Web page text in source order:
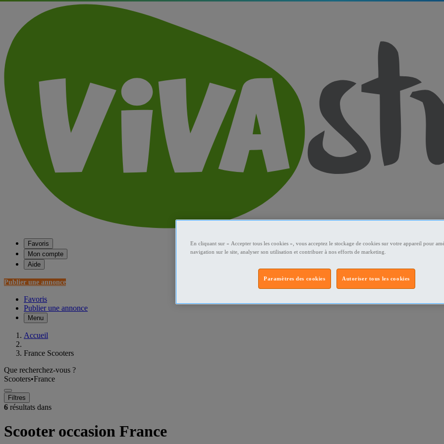
Favoris
Mon compte
Aide
Publier une annonce
Favoris
Publier une annonce
Menu
Accueil
France Scooters
Que recherchez-vous ?
Scooters•France
Filtres
6 résultats dans
Scooter occasion France
En cliquant sur « Accepter tous les cookies », vous acceptez le stockage de cookies sur votre appareil pour
navigation sur le site, analyser son utilisation et contribuer à nos efforts de marketing.
Autoriser tous les cookies
Paramètres des cookies